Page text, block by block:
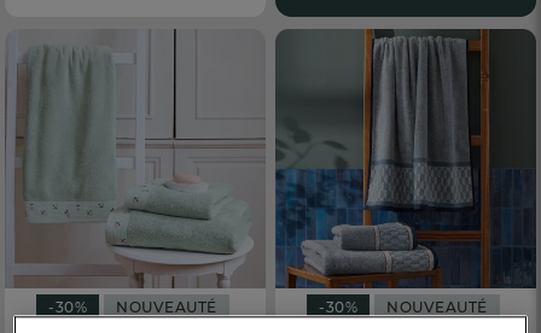
-30% NOUVEAUTÉ -30% NOUVEAUTÉ